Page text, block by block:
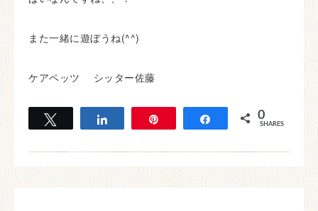
また一緒に遊ぼうね(^^)
ケアペッツ シッター佐藤
Share 0
SHARES